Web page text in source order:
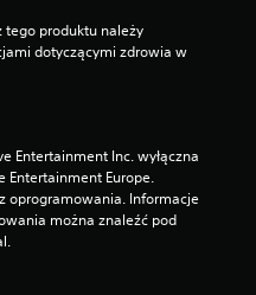
tego produktu należy
dotyczącymi zdrowia w
Entertainment Inc. wyłączna
Entertainment Europe.
oprogramowania. Informacje
można znaleźć pod